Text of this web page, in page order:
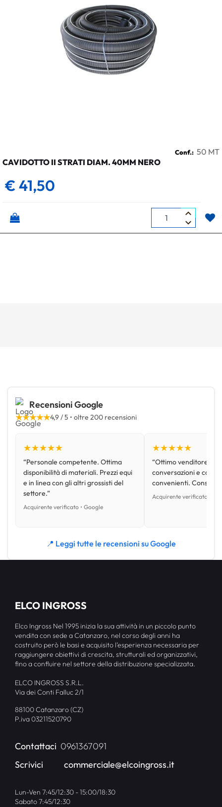
Conf.: 50 MT
CAVIDOTTO II STRATI DIAM. 40MM NERO
€ 41,50
Quantità
Recensioni Google
★★★★★4,9 / 5 • oltre 200 recensioni
★★★★★
“Personale competente. Ottima
disponibilità di materiali. Prezzi equi
e in linea con gli altri grossisti del
settore.”
Acquirente verificato • Google
★★★★★
“Ottimo venditore,
conversazioni e con
convenienti.
Acquirente verificato •
📍 Leggi tutte le recensioni su Google
ELCO INGROSS
Elco Ingross Nel 1995 inizia la sua attività in un piccolo punto
vendita con sede a Catanzaro, nel corso degli anni ha
costruito però le basi e acquisito l’esperienza necessaria per
raggiungere obiettivi di crescita, strutturali ed organizzativi,
fino a confluire nel settore della distribuzione specializzata.
ELCO INGROSS S.R.L.
Via dei Conti Falluc 2/1
88100 Catanzaro (CZ)
P.iva 03211520790
Contattaci 0961367091
Scrivici
commerciale@elcoingross.it
Lun-Ven 7:45/12:30 - 15:00/18:30
Sabato 7:45/12:30